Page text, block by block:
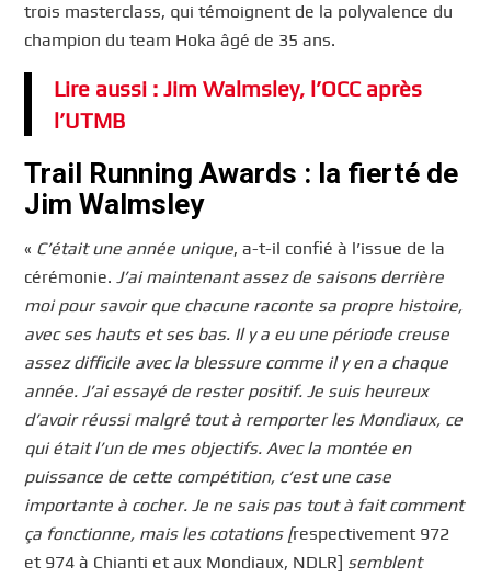
trois masterclass, qui témoignent de la polyvalence du
champion du team Hoka âgé de 35 ans.
Lire aussi : Jim Walmsley, l’OCC après
l’UTMB
Trail Running Awards : la fierté de
Jim Walmsley
« C’était une année unique, a-t-il confié à l’issue de la
cérémonie. J’ai maintenant assez de saisons derrière
moi pour savoir que chacune raconte sa propre histoire,
avec ses hauts et ses bas. Il y a eu une période creuse
assez difficile avec la blessure comme il y en a chaque
année. J’ai essayé de rester positif. Je suis heureux
d’avoir réussi malgré tout à remporter les Mondiaux, ce
qui était l’un de mes objectifs. Avec la montée en
puissance de cette compétition, c’est une case
importante à cocher. Je ne sais pas tout à fait comment
ça fonctionne, mais les cotations [respectivement 972
et 974 à Chianti et aux Mondiaux, NDLR] semblent